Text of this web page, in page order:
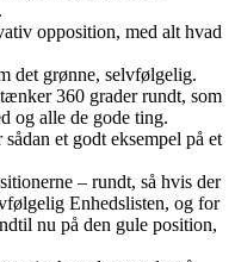
opposition, med alt hvad
det grønne, selvfølgelig.
360 grader rundt, som
og alle de gode ting.
et godt eksempel på et
– rundt, så hvis der
Enhedslisten, og for
nu på den gule position,